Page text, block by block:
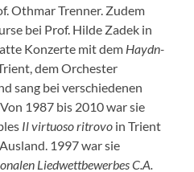
Othmar Trenner. Zudem
bei Prof. Hilde Zadek in
Konzerte mit dem Haydn-
dem Orchester
sang bei verschiedenen
1987 bis 2010 war sie
Il virtuoso ritrovo in Trient
1997 war sie
Liedwettbewerbes C.A.